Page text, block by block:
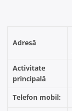
Adresă
Activitate
principală
Telefon mobil: